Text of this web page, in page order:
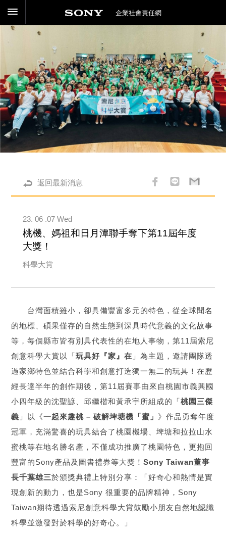
企業社會責任網
返回最新消息
23. 06 .07 Wed
桃機、媽祖和日月潭聯手奪下第11屆年度
大獎！
科學大賞
台灣面積雖小，卻具備豐富多元的特色，從全球聞名
的地標、碩果僅存的自然生態到深具時代意義的文化故事
等，每個縣市皆有別具代表性的在地人事物，第11屆索尼
創意科學大賞以「玩具好『家』在 」為主題，邀請團隊透
過家鄉特色並結合科學和創意打造獨一無二的玩具！在歷
經長達半年的創作期後，第11屆賽事由來自桃園市義興國
小四年級的沈聖諺、邱繼楷和黃承宇所組成的「桃園三傑
義 」以《一起來趣桃 – 破解埤塘機「蜜」 》作品勇奪年度
冠軍，充滿驚喜的玩具結合了桃園機場、埤塘和拉拉山水
蜜桃等在地名勝名產，不僅成功推廣了桃園特色，更抱回
豐富的Sony產品及圖書禮券等大獎！Sony Taiwan董事
長千葉雄三於頒獎典禮上特別分享：「好奇心和熱情是實
現創新的動力，也是Sony 很重要的品牌精神，Sony
Taiwan期待透過索尼創意科學大賞鼓勵小朋友自然地認識
科學並激發對於科學的好奇心。」